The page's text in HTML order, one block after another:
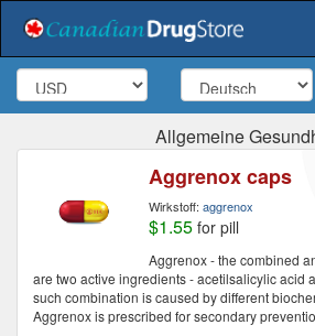
Allgemeine
Aggrenox caps
Wirkstoff: aggrenox
$1.55 for pill
Aggrenox - the combined
are two active ingredients - acetilsalicylic acid
such combination is caused by different
Aggrenox is prescribed for secondary